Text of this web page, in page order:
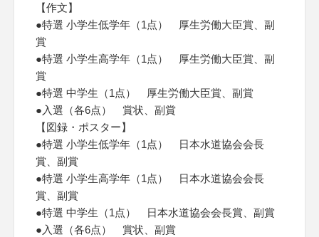
【作文】
●特選 小学生低学年（1点） 厚生労働大臣賞、副
賞
●特選 小学生高学年（1点） 厚生労働大臣賞、副
賞
●特選 中学生（1点） 厚生労働大臣賞、副賞
●入選（各6点） 賞状、副賞
【図録・ポスター】
●特選 小学生低学年（1点） 日本水道協会会長
賞、副賞
●特選 小学生高学年（1点） 日本水道協会会長
賞、副賞
●特選 中学生（1点） 日本水道協会会長賞、副賞
●入選（各6点） 賞状、副賞